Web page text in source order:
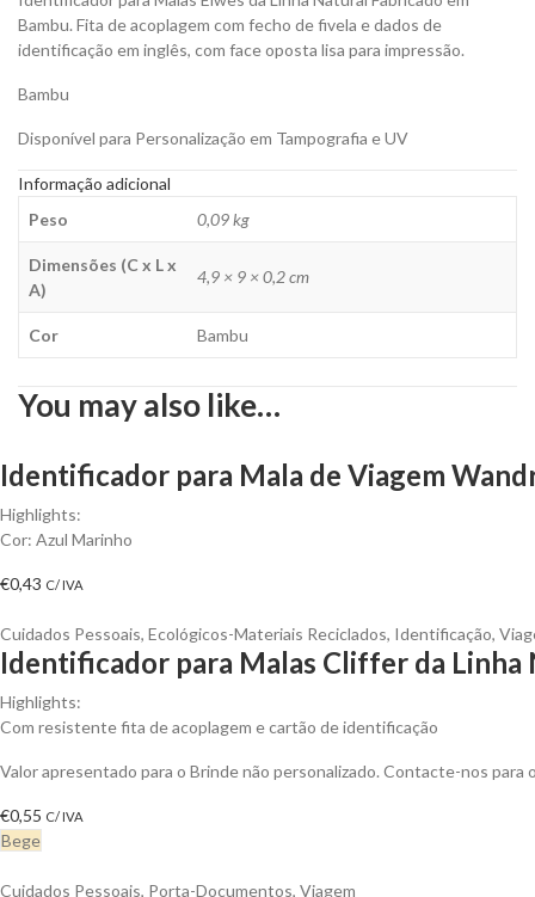
para
Personalizar
quantity
Bambu. Fita de acoplagem com fecho de fivela e dados de
identificação em inglês, com face oposta lisa para impressão.
Bambu
Disponível para Personalização em Tampografia e UV
Informação adicional
Peso
0,09 kg
Dimensões (C x L x
A)
4,9 × 9 × 0,2 cm
Cor Bambu
You may also like…
Identificador para Mala de Viagem
Highlights:
Cor: Azul Marinho
€0,43 C/ IVA
Cuidados Pessoais, Ecológicos-Materiais Reciclados, Identificação,
Identificador para Malas Cliffer da Linha
Highlights:
Com resistente fita de acoplagem e cartão de identificação
Valor apresentado para o Brinde não personalizado. Contacte-nos
€0,55 C/ IVA
Bege
Cuidados Pessoais, Porta-Documentos, Viagem